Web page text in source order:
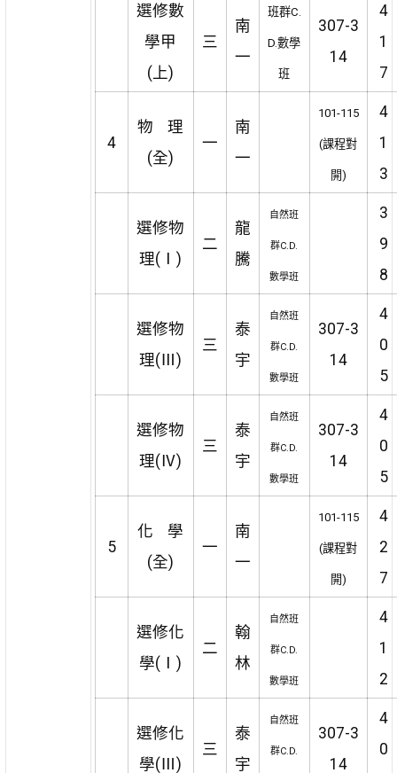
選修數
學甲
(上)
三
南
一
班群C.
D.數學
班
307-3
14
4
1
7
4
物 理
(全)
一
南
一
101-115
(課程對
開)
4
1
3
選修物
理(Ⅰ)
二
龍
騰
自然班
群C.D.
數學班
3
9
8
選修物
理(Ⅲ)
三
泰
宇
自然班
群C.D.
數學班
307-3
14
4
0
5
選修物
理(Ⅳ)
三
泰
宇
自然班
群C.D.
數學班
307-3
14
4
0
5
5
化 學
(全)
一
南
一
101-115
(課程對
開)
4
2
7
選修化
學(Ⅰ)
二
翰
林
自然班
群C.D.
數學班
4
1
2
選修化
學(Ⅲ)
三
泰
宇
自然班
群C.D.
307-3
14
4
0